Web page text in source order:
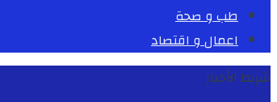
طب و صحة
اعمال و اقتصاد
شريط الأخبار